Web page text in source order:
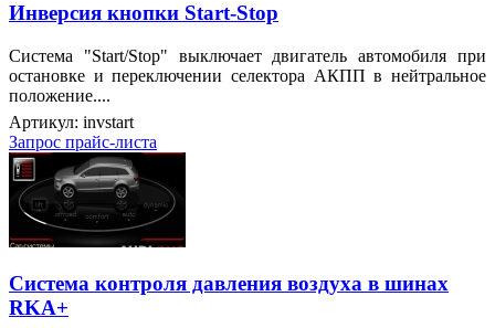
Инверсия кнопки Start-Stop
Система "Start/Stop" выключает двигатель автомобиля при
остановке и переключении селектора АКПП в нейтральное
положение....
Артикул: invstart
Запрос прайс-листа
Система контроля давления воздуха в шинах
RKA+